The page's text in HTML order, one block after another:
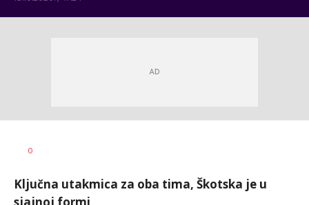
AUTOR
0
Ključna utakmica za oba tima, Škotska je u